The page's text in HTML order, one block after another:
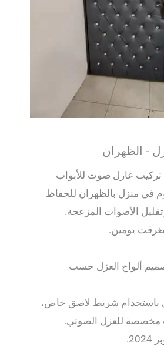
- الظهران
تركيب عازل صوت للأبواب
في منزل بالظهران للحفاظ
الأصوات المزعجة.
يومين.
ألواح العزل حسب
باستخدام شريط لاصق خاص،
مخصصة للعزل الصوتي.